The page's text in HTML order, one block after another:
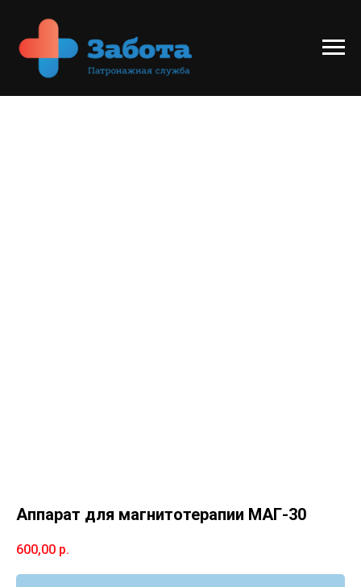
Аппарат для магнитотерапии МАГ-30
600,00 р.